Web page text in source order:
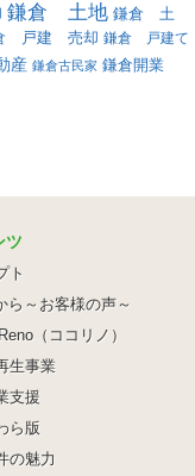
鎌倉 土地 鎌倉 土
戸建 売却 鎌倉 戸建て
産 鎌倉古民家 鎌倉開業
ツ
ト
ら～お客様の声～
（ココリノ）
生事業
支援
ら版
の魅力